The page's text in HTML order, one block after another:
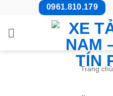
nội
0961.810.179
Trang chủ